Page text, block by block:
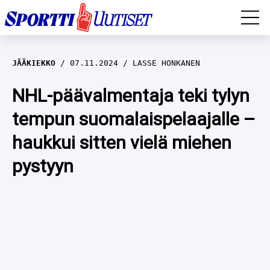
EM-YLEISURHEILU
JÄÄKIEKKO
YLEISURHEILU
WILMA HELTELÄ
TALVILAJIT
JÄÄKIEKKO 07.11.2024 LASSE HONKANEN
NHL-päävalmentaja teki tylyn
tempun suomalaispelaajalle –
haukkui sitten vielä miehen
pystyyn